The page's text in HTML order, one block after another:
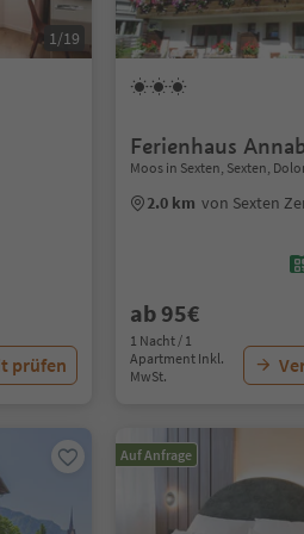
1/19
prüfen
Ferienhaus
Moos in Sexten, Sexten,
2.0 km von Sexten
ab 95€
1 Nacht / 1
Apartment Inkl.
MwSt.
Auf Anfrage